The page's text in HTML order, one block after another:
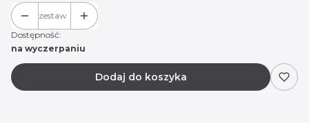
zestaw
Dostępność:
na wyczerpaniu
Dodaj do koszyka